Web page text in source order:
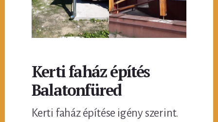
Kerti faház építés
Balatonfüred
Kerti faház építése igény szerint.